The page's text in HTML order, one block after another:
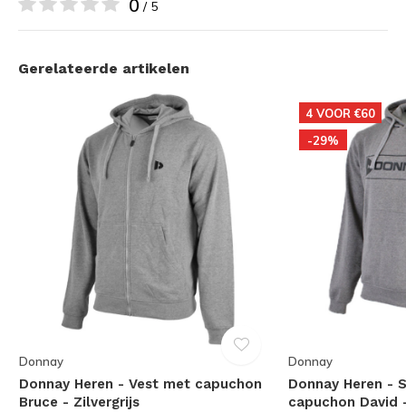
0 / 5
Gerelateerde artikelen
Donnay
Donnay Heren - Vest met capuchon
Bruce - Zilvergrijs
4 VOOR €60
-29%
Donnay
Donnay Heren -
capuchon David